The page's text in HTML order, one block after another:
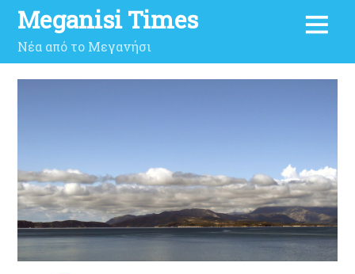
Meganisi Times
Νέα από το Μεγανήσι